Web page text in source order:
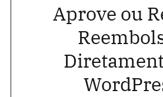
Aprove ou